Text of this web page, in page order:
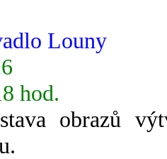
Louny
hod.
obrazů